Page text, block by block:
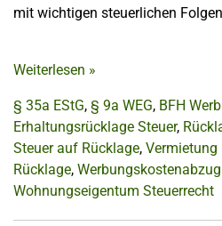
mit wichtigen steuerlichen
Weiterlesen »
§ 35a EStG, § 9a WEG, BFH
Erhaltungsrücklage Steuer,
Steuer auf Rücklage, Vermietung
Rücklage,
Wohnungseigentum Steuerrecht